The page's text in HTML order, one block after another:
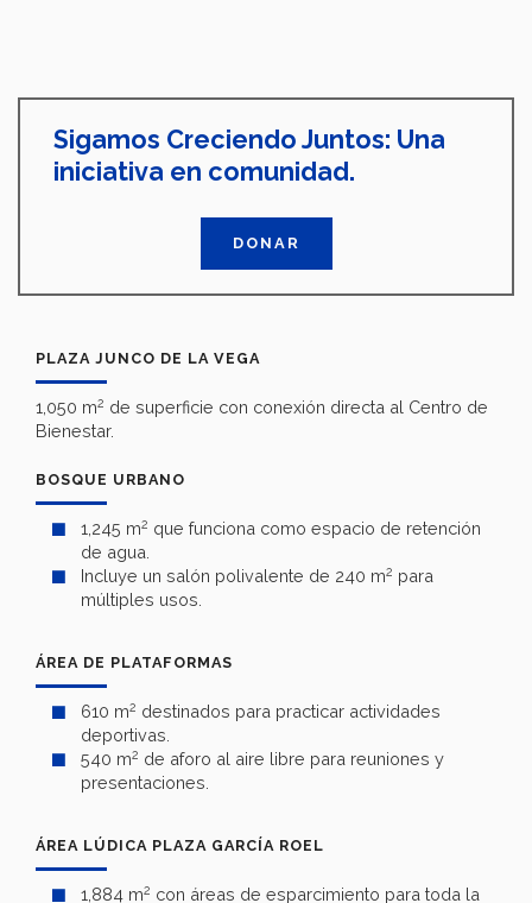
Sigamos Creciendo Juntos: Una
iniciativa en comunidad.
DONAR
PLAZA JUNCO DE LA VEGA
1,050 m2 de superficie con conexión directa al Centro de
Bienestar.
BOSQUE URBANO
1,245 m2 que funciona como espacio de retención
de agua.
Incluye un salón polivalente de 240 m2 para
múltiples usos.
ÁREA DE PLATAFORMAS
610 m2 destinados para practicar actividades
deportivas.
540 m2 de aforo al aire libre para reuniones y
presentaciones.
ÁREA LÚDICA PLAZA GARCÍA ROEL
1,884 m2 con áreas de esparcimiento para toda la